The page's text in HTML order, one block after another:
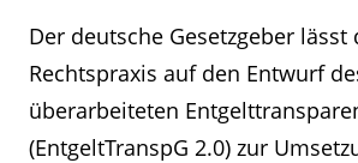
Der deutsche Gesetzgeber lässt
Rechtspraxis auf den Entwurf
überarbeiteten
(EntgeltTranspG 2.0) zur